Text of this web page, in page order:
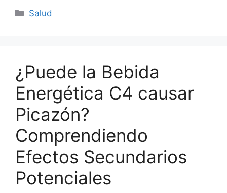
Categories
Salud
¿Puede la Bebida
Energética C4 causar
Picazón?
Comprendiendo
Efectos Secundarios
Potenciales